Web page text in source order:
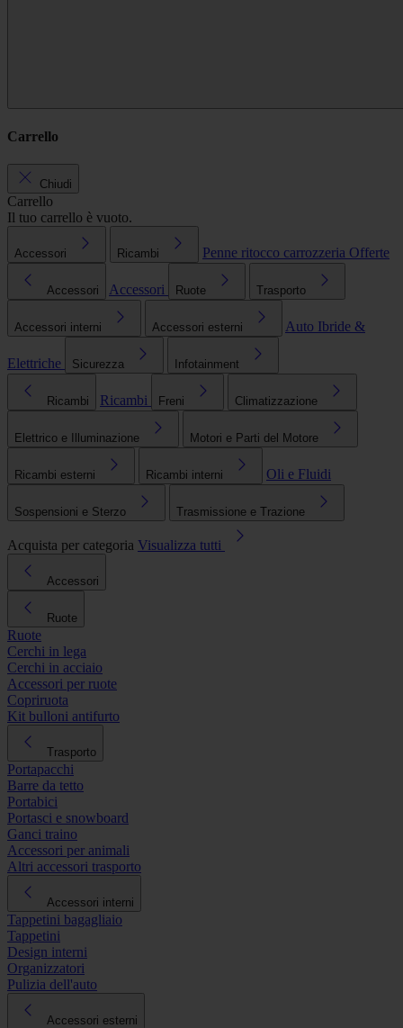
Carrello
Chiudi
Carrello
Il tuo carrello è vuoto.
Accessori Ricambi Penne ritocco carrozzeria Offerte
Accessori Accessori Ruote Trasporto
Accessori interni Accessori esterni Auto Ibride &
Elettriche Sicurezza Infotainment
Ricambi Ricambi Freni Climatizzazione
Elettrico e Illuminazione Motori e Parti del Motore
Ricambi esterni Ricambi interni Oli e Fluidi
Sospensioni e Sterzo Trasmissione e Trazione
Acquista per categoria Visualizza tutti
Accessori
Ruote
Ruote
Cerchi in lega
Cerchi in acciaio
Accessori per ruote
Copriruota
Kit bulloni antifurto
Trasporto
Portapacchi
Barre da tetto
Portabici
Portasci e snowboard
Ganci traino
Accessori per animali
Altri accessori trasporto
Accessori interni
Tappetini bagagliaio
Tappetini
Design interni
Organizzatori
Pulizia dell'auto
Accessori esterni